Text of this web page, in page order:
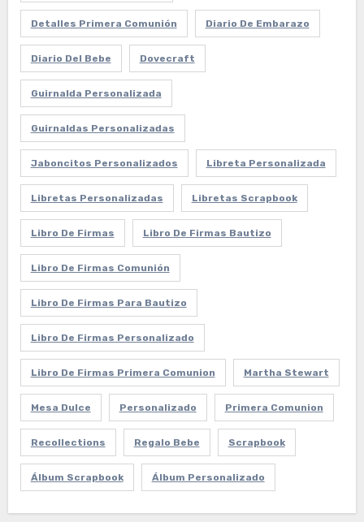
Detalles Primera Comunión Diario De Embarazo
Diario Del Bebe Dovecraft
Guirnalda Personalizada
Guirnaldas Personalizadas
Jaboncitos Personalizados Libreta Personalizada
Libretas Personalizadas Libretas Scrapbook
Libro De Firmas Libro De Firmas Bautizo
Libro De Firmas Comunión
Libro De Firmas Para Bautizo
Libro De Firmas Personalizado
Libro De Firmas Primera Comunion Martha Stewart
Mesa Dulce Personalizado Primera Comunion
Recollections Regalo Bebe Scrapbook
Álbum Scrapbook Álbum Personalizado